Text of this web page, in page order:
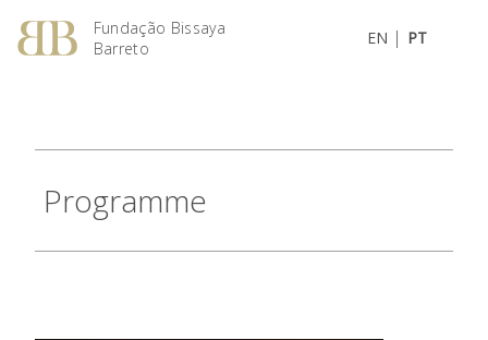
Fundação Bissaya
Barreto
EN | PT
Programme